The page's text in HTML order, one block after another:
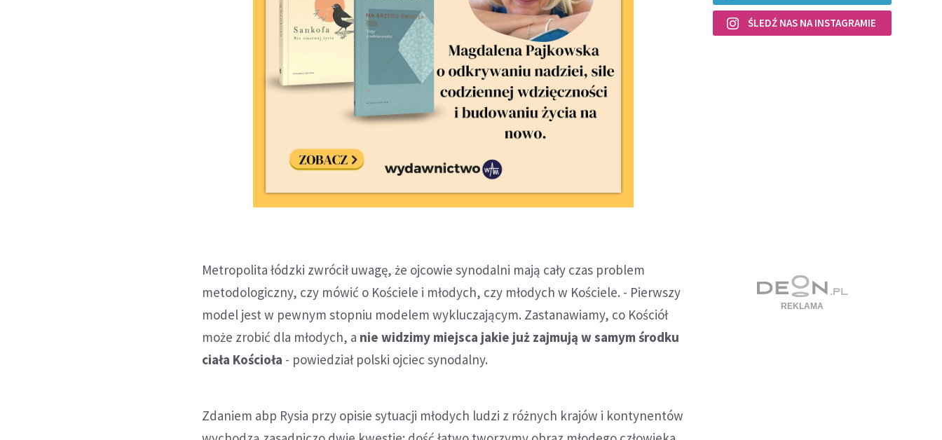
Metropolita łódzki zwrócił uwagę, że ojcowie synodalni mają cały czas problem
metodologiczny, czy mówić o Kościele i młodych, czy młodych w Kościele. - Pierwszy
model jest w pewnym stopniu modelem wykluczającym. Zastanawiamy, co Kościół
może zrobić dla młodych, a nie widzimy miejsca jakie już zajmują w samym środku
ciała Kościoła - powiedział polski ojciec synodalny.
Zdaniem abp Rysia przy opisie sytuacji młodych ludzi z różnych krajów i kontynentów
ŚLEDŹ NAS NA INSTAGRAMIE